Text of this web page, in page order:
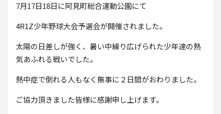
7月17日18日に阿見町総合運動公園にて
4R1Z少年野球大会予選会が開催されました。
太陽の日差しが強く、暑い中繰り広げられた少年達の熱
気あふれる戦いでした。
熱中症で倒れる人もなく無事に２日間がおわりました。
ご協力頂きました皆様に感謝申し上げます。